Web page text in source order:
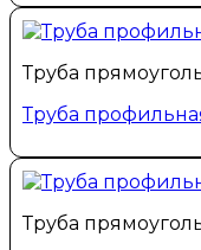
Труба
Труба
Труба